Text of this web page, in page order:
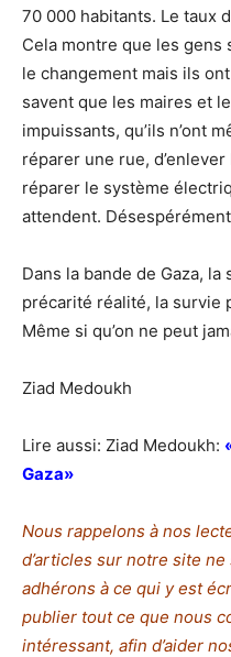
70 000 habitants. Le taux
Cela montre que les
le changement mais ils
savent que les maires et
impuissants, qu’ils n’ont
réparer une rue,
réparer le système
attendent.
Dans la bande de Gaza,
précarité réalité, la survie
Même si qu’on ne peut
Ziad Medoukh
Lire aussi: Ziad Medoukh:
Gaza»
Nous rappelons à nos
d’articles sur notre site
adhérons à ce qui y est
publier tout ce que nous
intéressant, afin d’aider